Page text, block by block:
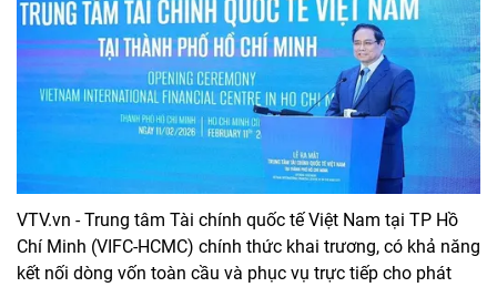
VTV.vn - Trung tâm Tài chính quốc tế Việt Nam tại TP Hồ
Chí Minh (VIFC-HCMC) chính thức khai trương, có khả năng
kết nối dòng vốn toàn cầu và phục vụ trực tiếp cho phát